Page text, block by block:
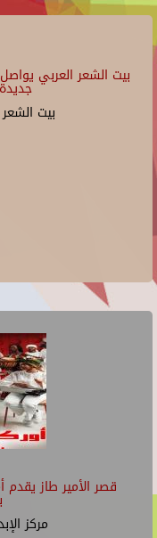
بيت الشعر العربي
بيت
قصر الأمير طاز يقدم
مركز